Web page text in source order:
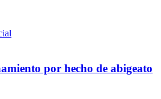
por hecho de abigeato